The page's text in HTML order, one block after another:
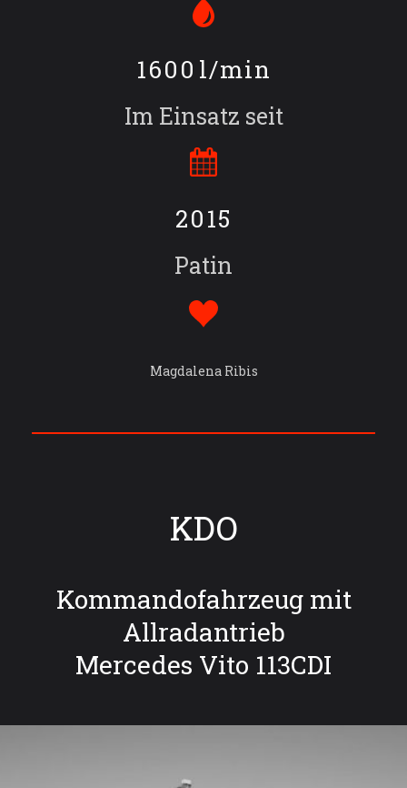
1600 l/min
Im Einsatz seit
2015
Patin
Magdalena Ribis
KDO
Kommandofahrzeug mit
Allradantrieb
Mercedes Vito 113CDI